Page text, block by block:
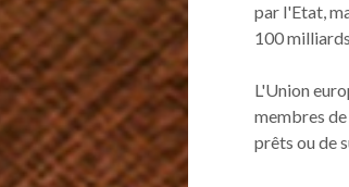
par l'Etat,
100
L'Union
membres
prêts ou de